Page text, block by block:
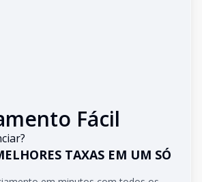
Fácil
TAXAS EM UM SÓ